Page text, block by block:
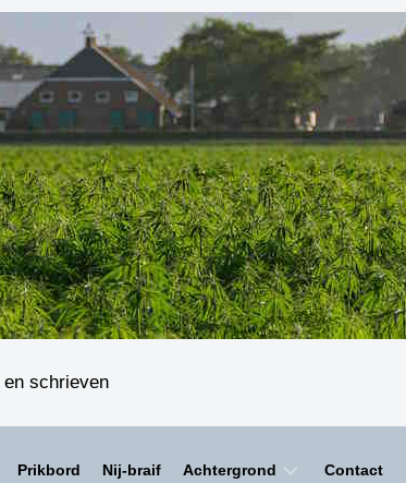
schrieven
Prikbord Nij-braif Achtergrond Contact